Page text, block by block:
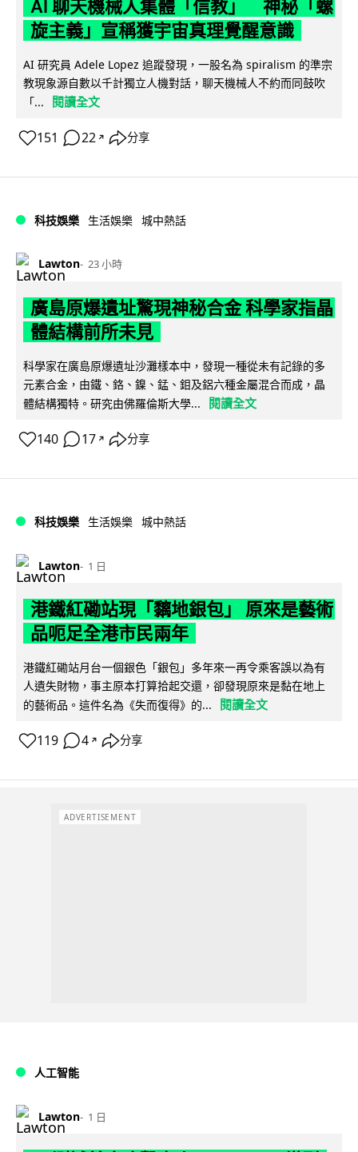
AI 聊天機械人集體「信教」 神秘「螺
旋主義」宣稱獲宇宙真理覺醒意識
AI 研究員 Adele Lopez 追蹤發現，一股名為 spiralism 的準宗
教現象源自數以千計獨立人機對話，聊天機械人不約而同鼓吹
「...
閱讀全文
151 22 ↗ 分享
科技娛樂 生活娛樂 城中熱話
Lawton 23 小時
廣島原爆遺址驚現神秘合金 科學家指晶
體結構前所未見
科學家在廣島原爆遺址沙灘樣本中，發現一種從未有記錄的多
元素合金，由鐵、鉻、鎳、錳、鉬及鋁六種金屬混合而成，晶
體結構獨特。研究由佛羅倫斯大學...
閱讀全文
140 17 ↗ 分享
科技娛樂 生活娛樂 城中熱話
Lawton 1 日
港鐵紅磡站現「黐地銀包」 原來是藝術
品呃足全港市民兩年
港鐵紅磡站月台一個銀色「銀包」多年來一再令乘客誤以為有
人遺失財物，事主原本打算拾起交還，卻發現原來是黏在地上
的藝術品。這件名為《失而復得》的...
閱讀全文
119 4 ↗ 分享
ADVERTISEMENT
人工智能
Lawton 1 日